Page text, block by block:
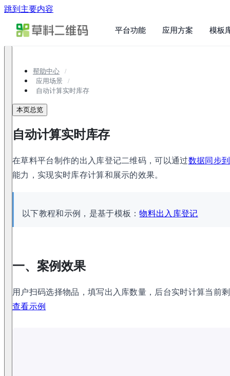
跳到主要内容
平台功能 应用方案 模板
帮助中心
应用场景
自动计算实时库存
本页总览
自动计算实时库存
在草料平台制作的出入库登记二维码，可以通过数据同步
能力，实现实时库存计算和展示的效果。
以下教程和示例，是基于模板：物料出入库登记
一、案例效果
用户扫码选择物品，填写出入库数量，后台实时计算当前
查看示例